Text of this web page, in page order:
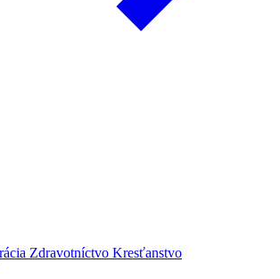
Zdravotníctvo Kresťanstvo